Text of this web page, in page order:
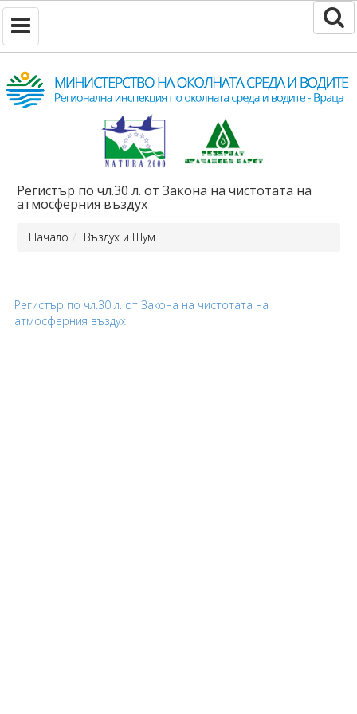
Регистър по чл.30 л. от Закона на чистотата на
атмосферния въздух
Начало Въздух и Шум
Регистър по чл.30 л. от Закона на чистотата на
атмосферния въздух